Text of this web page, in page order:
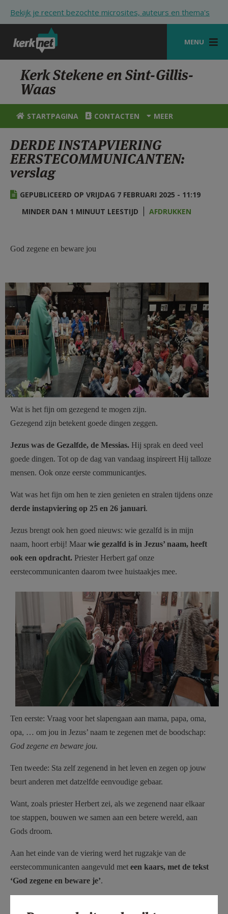
Bekijk je recent bezochte microsites, auteurs en thema's
MENU
STARTPAGINA
KERK
VIERINGEN
ZOEKEN
HULP
STARTPAGINA PORTAAL
MIJN PAROCHIE
Kerk Stekene en Sint-Gillis-
Waas
STARTPAGINA CONTACTEN MEER
DERDE INSTAPVIERING
EERSTECOMMUNICANTEN:
verslag
GEPUBLICEERD OP VRIJDAG 7 FEBRUARI 2025 - 11:19
MINDER DAN 1 MINUUT LEESTIJD
AFDRUKKEN
God zegene en beware jou
instapviering ST - 182126.jpg
Wat is het fijn om gezegend te mogen zijn.
Gezegend zijn betekent goede dingen zeggen.
Jezus was de Gezalfde, de Messias. Hij sprak en deed veel
goede dingen. Tot op de dag van vandaag inspireert Hij talloze
mensen. Ook onze eerste communicantjes.
Wat was het fijn om hen te zien genieten en stralen tijdens onze
derde instapviering op 25 en 26 januari.
Jezus brengt ook hen goed nieuws: wie gezalfd is in mijn
naam, hoort erbij! Maar wie gezalfd is in Jezus’ naam, heeft
ook een opdracht. Priester Herbert gaf onze
eerstecommunicanten daarom twee huistaakjes mee.
instapviering SGW - 104908.jpg
Ten eerste: Vraag voor het slapengaan aan mama, papa, oma,
opa, … om jou in Jezus’ naam te zegenen met de boodschap:
God zegene en beware jou.
Ten tweede: Sta zelf zegenend in het leven en zegen op jouw
beurt anderen met datzelfde eenvoudige gebaar.
Want, zoals priester Herbert zei, als we zegenend naar elkaar
toe stappen, bouwen we samen aan een betere wereld, aan
Gods droom.
Aan het einde van de viering werd het rugzakje van de
eerstecommunicanten aangevuld met een kaars, met de tekst
‘God zegene en beware je’.